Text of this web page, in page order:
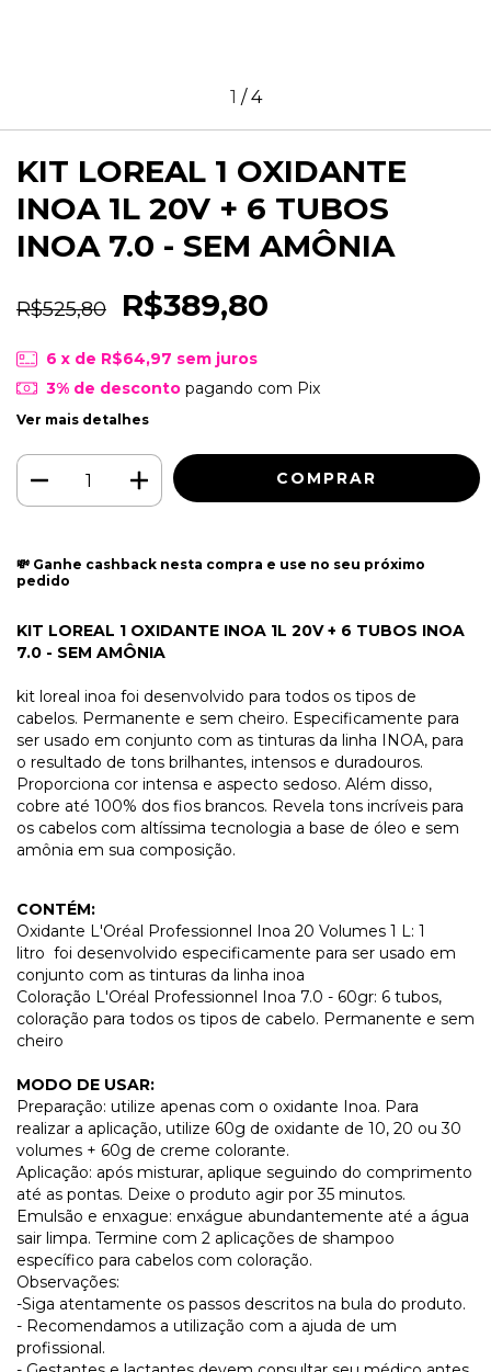
1 /4
KIT LOREAL 1 OXIDANTE
INOA 1L 20V + 6 TUBOS
INOA 7.0 - SEM AMÔNIA
R$525,80 R$389,80
6 x de R$64,97 sem juros
3% de descontopagando com Pix
Ver mais detalhes
💸 Ganhe cashback nesta compra e use no seu próximo
pedido
KIT LOREAL 1 OXIDANTE INOA 1L 20V + 6 TUBOS INOA
7.0 - SEM AMÔNIA
kit loreal inoa foi desenvolvido para todos os tipos de
cabelos. Permanente e sem cheiro. Especificamente para
ser usado em conjunto com as tinturas da linha INOA, para
o resultado de tons brilhantes, intensos e duradouros.
Proporciona cor intensa e aspecto sedoso. Além disso,
cobre até 100% dos fios brancos. Revela tons incríveis para
os cabelos com altíssima tecnologia a base de óleo e sem
amônia em sua composição.
CONTÉM:
Oxidante L'Oréal Professionnel Inoa 20 Volumes 1 L: 1
litro foi desenvolvido especificamente para ser usado em
conjunto com as tinturas da linha inoa
Coloração L'Oréal Professionnel Inoa 7.0 - 60gr: 6 tubos,
coloração para todos os tipos de cabelo. Permanente e sem
cheiro
MODO DE USAR:
Preparação: utilize apenas com o oxidante Inoa. Para
realizar a aplicação, utilize 60g de oxidante de 10, 20 ou 30
volumes + 60g de creme colorante.
Aplicação: após misturar, aplique seguindo do comprimento
até as pontas. Deixe o produto agir por 35 minutos.
Emulsão e enxague: enxágue abundantemente até a água
sair limpa. Termine com 2 aplicações de shampoo
específico para cabelos com coloração.
Observações:
-Siga atentamente os passos descritos na bula do produto.
- Recomendamos a utilização com a ajuda de um
profissional.